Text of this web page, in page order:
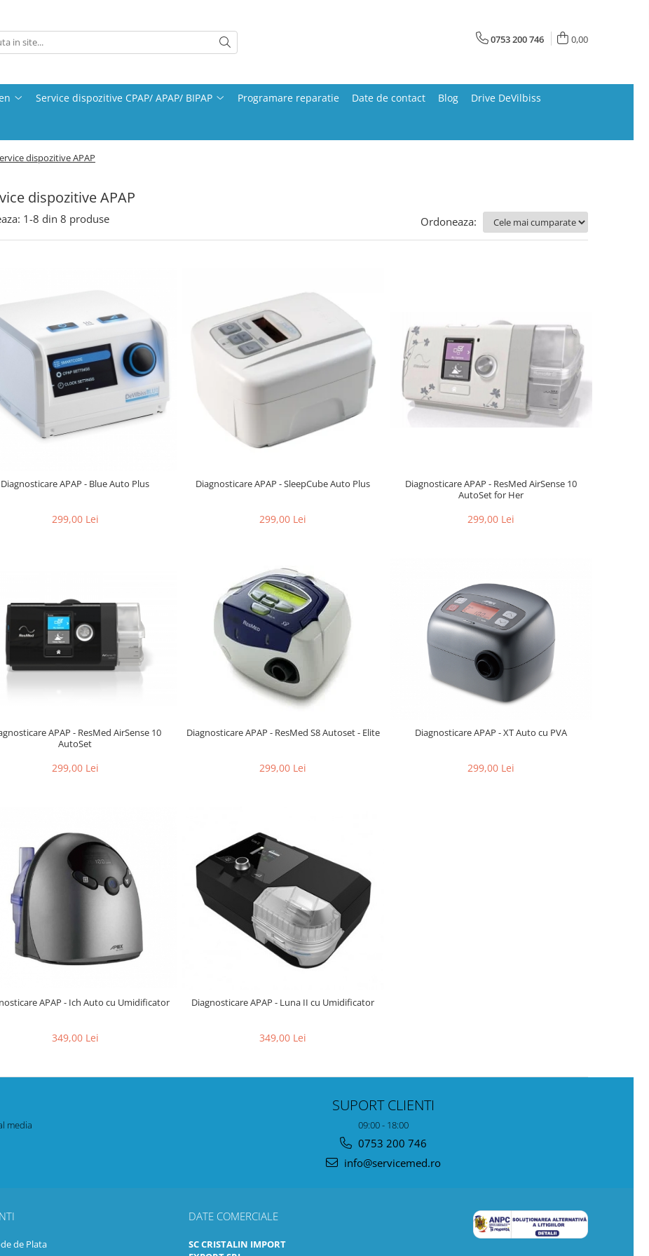
0753 200 746 0,00
Service dispozitive CPAP/ APAP/ BIPAP Programare reparatie Date de contact Blog Drive DeVilbiss
dispozitive APAP
dispozitive APAP
1-8 din 8 produse Ordoneaza:
Diagnosticare APAP - Blue Auto Plus
299,00 Lei
Diagnosticare APAP - SleepCube Auto Plus
299,00 Lei
Diagnosticare APAP - ResMed AirSense 10
AutoSet for Her
299,00 Lei
APAP - ResMed AirSense 10
AutoSet
299,00 Lei
Diagnosticare APAP - ResMed S8 Autoset - Elite
299,00 Lei
Diagnosticare APAP - XT Auto cu PVA
299,00 Lei
APAP - Ich Auto cu Umidificator
349,00 Lei
Diagnosticare APAP - Luna II cu Umidificator
349,00 Lei
media
SUPORT CLIENTI
09:00 - 18:00
0753 200 746
info@servicemed.ro
de Plata
DATE COMERCIALE
SC CRISTALIN IMPORT